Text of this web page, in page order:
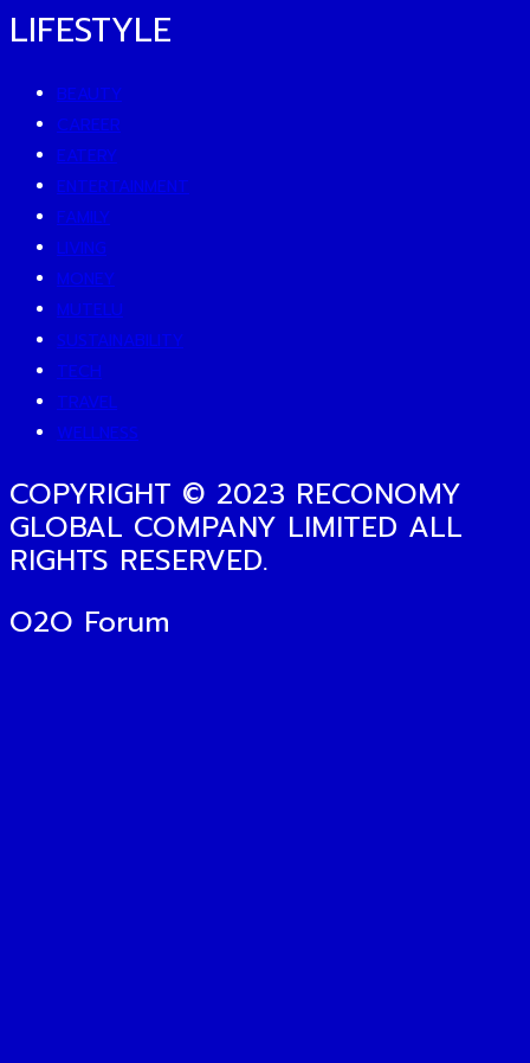
LIFESTYLE
BEAUTY
CAREER
EATERY
ENTERTAINMENT
FAMILY
LIVING
MONEY
MUTELU
SUSTAINABILITY
TECH
TRAVEL
WELLNESS
COPYRIGHT © 2023 RECONOMY
GLOBAL COMPANY LIMITED ALL
RIGHTS RESERVED.
O2O Forum